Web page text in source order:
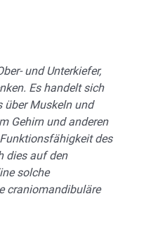
und Unterkiefer,
Es handelt sich
über Muskeln und
Gehirn und anderen
des
dies auf den
solche
craniomandibuläre